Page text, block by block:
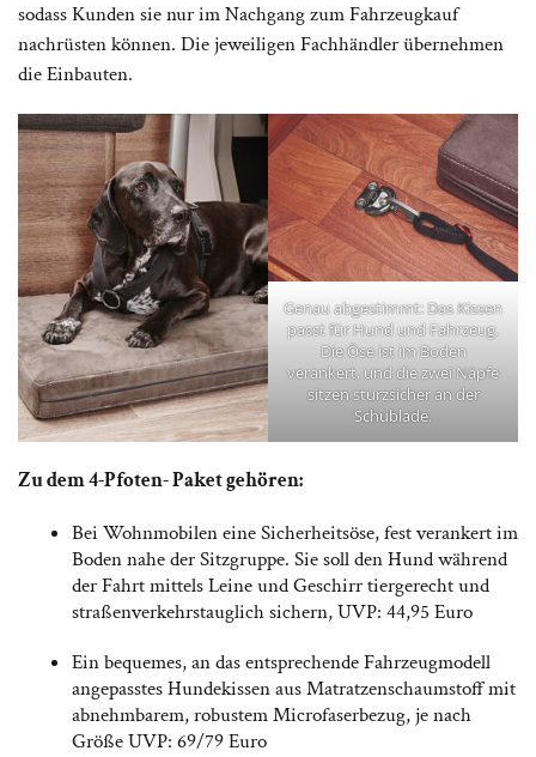
sodass Kunden sie nur im Nachgang zum Fahrzeugkauf
nachrüsten können. Die jeweiligen Fachhändler übernehmen
die Einbauten.
Genau abgestimmt: Das Kissen
passt für Hund und Fahrzeug.
Die Öse ist im Boden
verankert, und die zwei Näpfe
sitzen sturzsicher an der
Schublade.
Zu dem 4-Pfoten- Paket gehören:
Bei Wohnmobilen eine Sicherheitsöse, fest verankert im
Boden nahe der Sitzgruppe. Sie soll den Hund während
der Fahrt mittels Leine und Geschirr tiergerecht und
straßenverkehrstauglich sichern, UVP: 44,95 Euro
Ein bequemes, an das entsprechende Fahrzeugmodell
angepasstes Hundekissen aus Matratzenschaumstoff mit
abnehmbarem, robustem Microfaserbezug, je nach
Größe UVP: 69/79 Euro